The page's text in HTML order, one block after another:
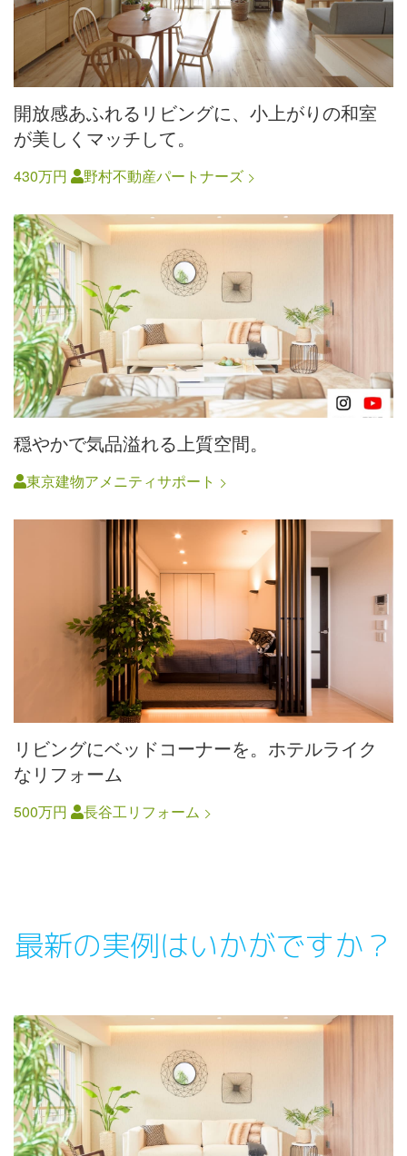
開放感あふれるリビングに、小上がりの和室
が美しくマッチして。
430万円 野村不動産パートナーズ
穏やかで気品溢れる上質空間。
東京建物アメニティサポート
リビングにベッドコーナーを。ホテルライク
なリフォーム
500万円 長谷工リフォーム
最新の実例はいかがですか？